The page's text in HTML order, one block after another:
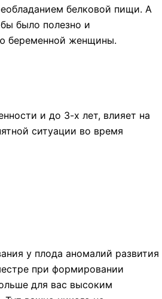
белковой пищи. А
было полезно и
беременной женщины.
и до 3-х лет, влияет на
ситуации во время
у плода аномалий развития
при формировании
для вас высоким